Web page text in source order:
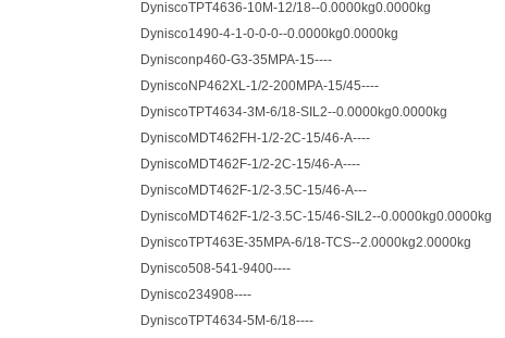
DyniscoTPT4636-10M-12/18--0.0000kg0.0000kg
Dynisco1490-4-1-0-0-0--0.0000kg0.0000kg
Dynisconp460-G3-35MPA-15----
DyniscoNP462XL-1/2-200MPA-15/45----
DyniscoTPT4634-3M-6/18-SIL2--0.0000kg0.0000kg
DyniscoMDT462FH-1/2-2C-15/46-A----
DyniscoMDT462F-1/2-2C-15/46-A----
DyniscoMDT462F-1/2-3.5C-15/46-A---
DyniscoMDT462F-1/2-3.5C-15/46-SIL2--0.0000kg0.0000kg
DyniscoTPT463E-35MPA-6/18-TCS--2.0000kg2.0000kg
Dynisco508-541-9400----
Dynisco234908----
DyniscoTPT4634-5M-6/18----